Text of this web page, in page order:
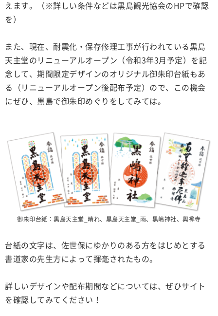
えます。（※詳しい条件などは黒島観光協会のHPで確認
を）
また、現在、耐震化・保存修理工事が行われている黒島
天主堂のリニューアルオープン（令和3年3月予定）を記
念して、期間限定デザインのオリジナル御朱印台紙もあ
る（リニューアルオープン後配布予定）ので、この機会
にぜひ、黒島で御朱印めぐりをしてみては。
御朱印台紙：黒島天主堂_晴れ、黒島天主堂_雨、黒嶋神社、興禅寺
台紙の文字は、佐世保にゆかりのある方をはじめとする
書道家の先生方によって揮毫されたもの。
詳しいデザインや配布期間などについては、ぜひサイト
を確認してみてください！